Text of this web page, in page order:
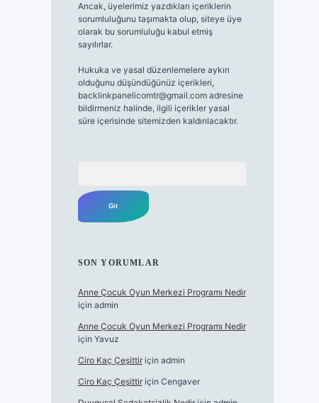
Ancak, üyelerimiz yazdıkları içeriklerin
sorumluluğunu taşımakta olup, siteye üye
olarak bu sorumluluğu kabul etmiş
sayılırlar.
Hukuka ve yasal düzenlemelere aykırı
olduğunu düşündüğünüz içerikleri,
backlinkpanelicomtr@gmail.comadresine
bildirmeniz halinde, ilgili içerikler yasal
süre içerisinde sitemizden kaldırılacaktır.
SON YORUMLAR
Anne Çocuk Oyun Merkezi Programı Nedir
için admin
Anne Çocuk Oyun Merkezi Programı Nedir
için Yavuz
Ciro Kaç Çeşittiriçin admin
Ciro Kaç Çeşittiriçin Cengaver